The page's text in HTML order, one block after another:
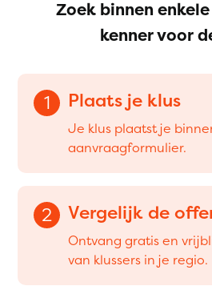
Zoek binnen
kenner voor
1 Plaats je klus
Je klus plaatst je
aanvraagformulier.
2 Vergelijk de
Ontvang gratis en
van klussers in je regio.